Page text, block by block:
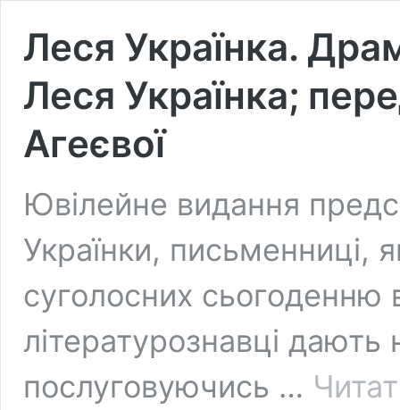
Леся Українка.
Леся Українка;
Агеєвої
Ювілейне видання
Українки, письменниці,
суголосних сьогоденню
літературознавці дають
послуговуючись …